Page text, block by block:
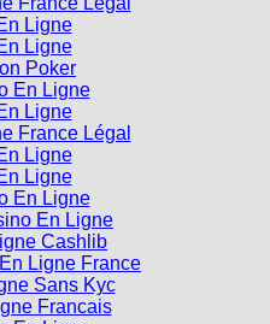
Ligne
Ligne
Poker
En Ligne
Ligne
France Légal
Ligne
Ligne
En Ligne
En Ligne
Cashlib
Ligne France
Sans Kyc
Francais
En Ligne